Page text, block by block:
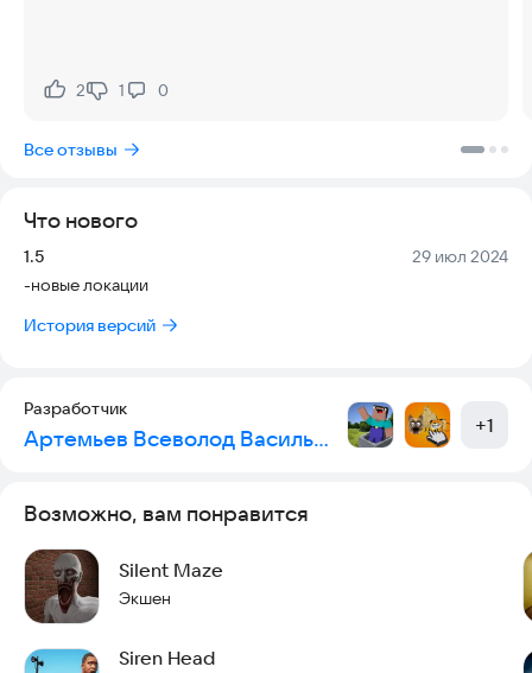
Нравится:
2Не нравится:
1 0
Все отзывы
Что нового
Версия:
1.5 Дата:
29 июл 2024
-новые локации
История версий
Разработчик
Артемьев Всеволод Васильевич +1
Возможно, вам понравится
Silent Maze
Экшен
Siren Head